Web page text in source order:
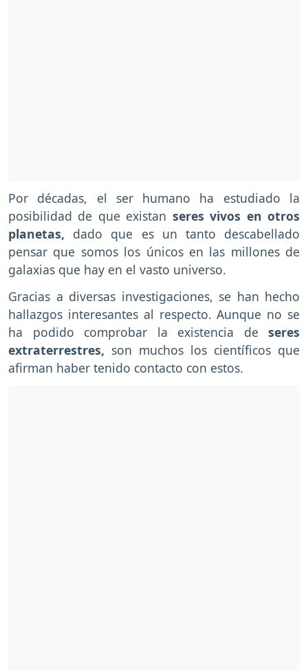
Por décadas, el ser humano ha estudiado la
posibilidad de que existan seres vivos en otros
planetas, dado que es un tanto descabellado
pensar que somos los únicos en las millones de
galaxias que hay en el vasto universo.
Gracias a diversas investigaciones, se han hecho
hallazgos interesantes al respecto. Aunque no se
ha podido comprobar la existencia de seres
extraterrestres, son muchos los científicos que
afirman haber tenido contacto con estos.